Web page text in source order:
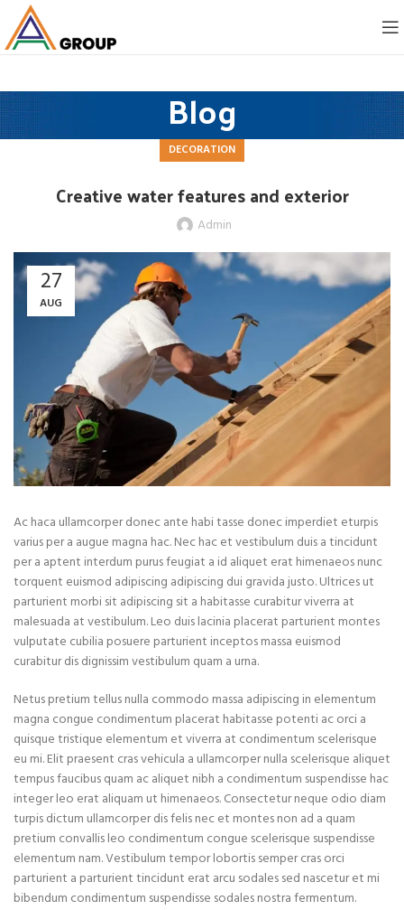
Blog
DECORATION
Creative water features and exterior
Admin
27
AUG
Ac haca ullamcorper donec ante habi tasse donec imperdiet eturpis
varius per a augue magna hac. Nec hac et vestibulum duis a tincidunt
per a aptent interdum purus feugiat a id aliquet erat himenaeos nunc
torquent euismod adipiscing adipiscing dui gravida justo. Ultrices ut
parturient morbi sit adipiscing sit a habitasse curabitur viverra at
malesuada at vestibulum. Leo duis lacinia placerat parturient montes
vulputate cubilia posuere parturient inceptos massa euismod
curabitur dis dignissim vestibulum quam a urna.
Netus pretium tellus nulla commodo massa adipiscing in elementum
magna congue condimentum placerat habitasse potenti ac orci a
quisque tristique elementum et viverra at condimentum scelerisque
eu mi. Elit praesent cras vehicula a ullamcorper nulla scelerisque aliquet
tempus faucibus quam ac aliquet nibh a condimentum suspendisse hac
integer leo erat aliquam ut himenaeos. Consectetur neque odio diam
turpis dictum ullamcorper dis felis nec et montes non ad a quam
pretium convallis leo condimentum congue scelerisque suspendisse
elementum nam. Vestibulum tempor lobortis semper cras orci
parturient a parturient tincidunt erat arcu sodales sed nascetur et mi
bibendum condimentum suspendisse sodales nostra fermentum.